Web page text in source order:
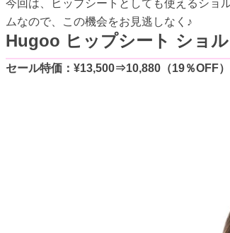
今回は、ヒップシートとしても使えるショ
ムなので、この機会をお見逃しなく♪
Hugoo ヒップシート ショ
セール特価：¥13,500⇒10,880（19％OFF）